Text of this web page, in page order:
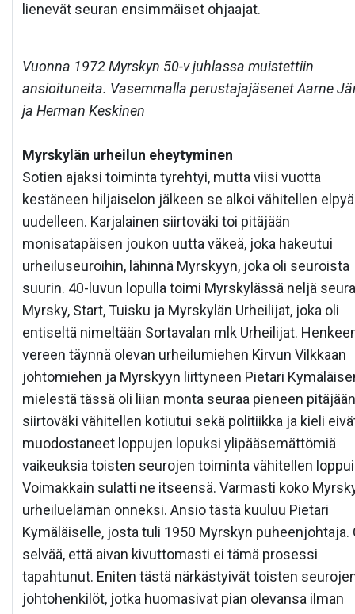
lienevät seuran ensimmäiset ohjaajat.
Vuonna 1972 Myrskyn 50-v juhlassa muistettiin
ansioituneita. Vasemmalla perustajajäsenet Aarne
ja Herman Keskinen
Myrskylän urheilun eheytyminen
Sotien ajaksi toiminta tyrehtyi, mutta viisi vuotta
kestäneen hiljaiselon jälkeen se alkoi vähitellen elpyä
uudelleen. Karjalainen siirtoväki toi pitäjään
monisatapäisen joukon uutta väkeä, joka hakeutui
urheiluseuroihin, lähinnä Myrskyyn, joka oli seuroista
suurin. 40-luvun lopulla toimi Myrskylässä neljä
Myrsky, Start, Tuisku ja Myrskylän Urheilijat, joka oli
entiseltä nimeltään Sortavalan mlk Urheilijat.
vereen täynnä olevan urheilumiehen Kirvun Vilkkaan
johtomiehen ja Myrskyyn liittyneen Pietari
mielestä tässä oli liian monta seuraa pieneen
siirtoväki vähitellen kotiutui sekä politiikka ja kieli
muodostaneet loppujen lopuksi ylipääsemättömiä
vaikeuksia toisten seurojen toiminta vähitellen
Voimakkain sulatti ne itseensä. Varmasti koko
urheiluelämän onneksi. Ansio tästä kuuluu Pietari
Kymäläiselle, josta tuli 1950 Myrskyn puheenjohtaja.
selvää, että aivan kivuttomasti ei tämä prosessi
tapahtunut. Eniten tästä närkästyivät toisten
johtohenkilöt, jotka huomasivat pian olevansa ilman